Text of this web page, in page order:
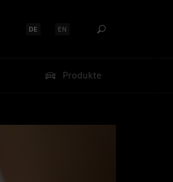
Sprache auswählen:
DE Sprache auswählen:
EN
Produkte